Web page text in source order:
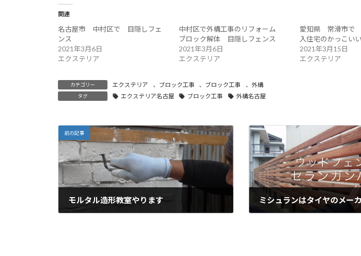
関連
名古屋市 中村区で 目隠しフェ
ンス
2021年3月6日
エクステリア
中村区で外構工事のリフォーム
ブロック解体 目隠しフェンス
2021年3月6日
エクステリア
愛知県 常滑市
入住宅のかっこい
2021年3月15日
エクステリア
カテゴリー エクステリア 、 ブロック工事 、 ブロック工事 、 外構
タグ エクステリア名古屋 ブロック工事 外構名古屋
前の記事
モルタル造形教室やります